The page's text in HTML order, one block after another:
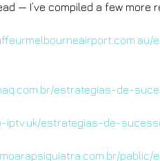
— I’ve compiled a few more
estrategias-de-
iptv.uk/estrategias-de-